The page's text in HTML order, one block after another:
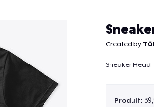
Created by
Sneaker Head
Produit: